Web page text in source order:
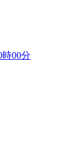
00分